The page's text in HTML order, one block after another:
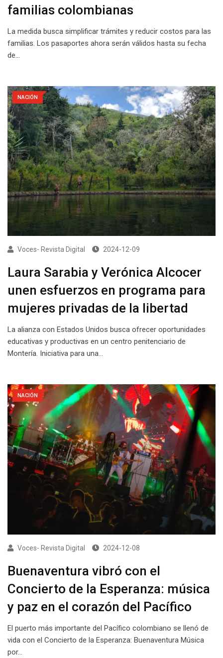
familias colombianas
La medida busca simplificar trámites y reducir costos para las
familias. Los pasaportes ahora serán válidos hasta su fecha
de…
NACIÓN
Voces- Revista Digital 2024-12-09
Laura Sarabia y Verónica Alcocer
unen esfuerzos en programa para
mujeres privadas de la libertad
La alianza con Estados Unidos busca ofrecer oportunidades
educativas y productivas en un centro penitenciario de
Montería. Iniciativa para una…
NACIÓN
Voces- Revista Digital 2024-12-08
Buenaventura vibró con el
Concierto de la Esperanza: música
y paz en el corazón del Pacífico
El puerto más importante del Pacífico colombiano se llenó de
vida con el Concierto de la Esperanza: Buenaventura Música
por…